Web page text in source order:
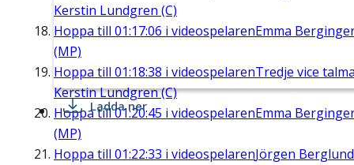
Kerstin Lundgren (C)
Hoppa till 01:17:06 i videospelarenEmma
(MP)
Hoppa till 01:18:38 i videospelarenTredje vice
Kerstin Lundgren (C)
Hoppa till01:20:45 i videospelarenEmma
(MP)
Hoppa till 01:22:33 i videospelarenJörgen Berglund
Ladda ner